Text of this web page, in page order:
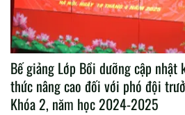
Bế giảng Lớp Bồi dưỡng cập
thức nâng cao đối với phó đội
Khóa 2, năm học 2024-2025